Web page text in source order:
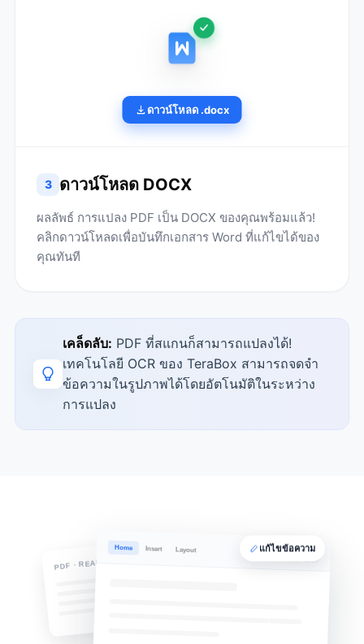
ดาวน์โหลด .docx
3 ดาวน์โหลด DOCX
ผลลัพธ์ การแปลง PDF เป็น DOCX ของคุณพร้อมแล้ว!
คลิกดาวน์โหลดเพื่อบันทึกเอกสาร Word ที่แก้ไขได้ของ
คุณทันที
เคล็ดลับ: PDF ที่สแกนก็สามารถแปลงได้!
เทคโนโลยี OCR ของ TeraBox สามารถจดจำ
ข้อความในรูปภาพได้โดยอัตโนมัติในระหว่าง
การแปลง
PDF · READ-ONLY
Home Insert Layout B I U
แก้ไขข้อความ